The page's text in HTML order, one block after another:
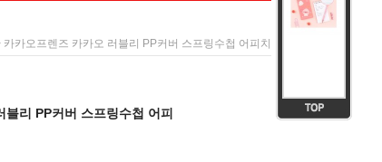
카카오프렌즈 카카오 러블리 PP커버 스프링수첩 어피치
블리 PP커버 스프링수첩 어피